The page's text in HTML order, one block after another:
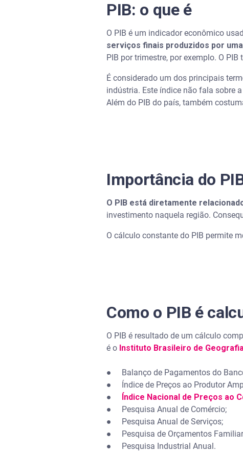
PIB: o que é
O PIB é um indicador econômico
serviços finais produzidos por
PIB por trimestre, por exemplo. O
É considerado um dos principais
indústria. Este índice não fala sobre
Além do PIB do país, também
Importância do
O PIB está diretamente
investimento naquela região.
O cálculo constante do PIB permite
Como o PIB é
O PIB é resultado de um cálculo
é o Instituto Brasileiro de
● Balanço de Pagamentos do
● Índice de Preços ao Produtor
● Índice Nacional de Preços ao
● Pesquisa Anual de Comércio;
● Pesquisa Anual de Serviços;
● Pesquisa de Orçamentos
● Pesquisa Industrial Anual.